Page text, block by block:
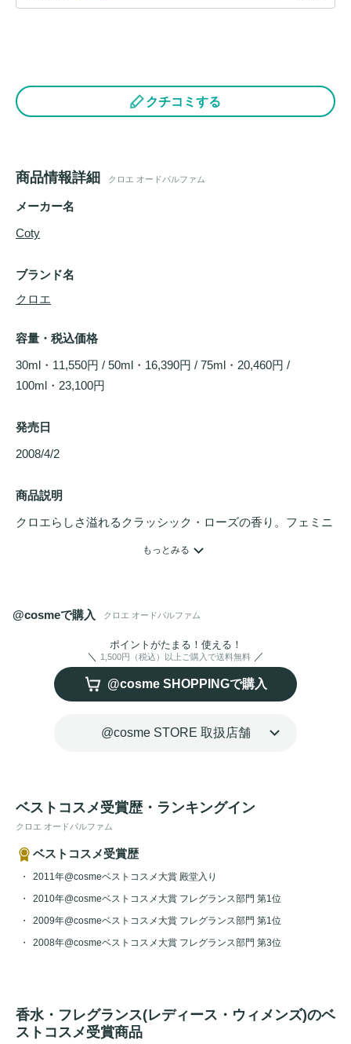
クチコミする
商品情報詳細 クロエ オードパルファム
メーカー名
Coty
ブランド名
クロエ
容量・税込価格
30ml・11,550円 / 50ml・16,390円 / 75ml・20,460円 /
100ml・23,100円
発売日
2008/4/2
商品説明
クロエらしさ溢れるクラッシック・ローズの香り。フェミニ
ローラル トップ：ピオニー、ライチ、フリージア ミドル：
ローズ ラスト：マグノリア、リリーオブザバレー、アンバ
ー、シダーウッド
もっとみる
@cosmeで購入 クロエ オードパルファム
ポイントがたまる！使える！
1,500円（税込）以上ご購入で送料無料
@cosme SHOPPINGで購入
@cosme STORE 取扱店舗
ベストコスメ受賞歴・ランキングイン
クロエ オードパルファム
ベストコスメ受賞歴
2011年@cosmeベストコスメ大賞 殿堂入り
2010年@cosmeベストコスメ大賞 フレグランス部門 第1位
2009年@cosmeベストコスメ大賞 フレグランス部門 第1位
2008年@cosmeベストコスメ大賞 フレグランス部門 第3位
香水・フレグランス(レディース・ウィメンズ)のベ
ストコスメ受賞商品